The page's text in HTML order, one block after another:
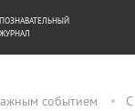
событием
ДЕНЬГИ
ПОЗНАВАТЕЛЬНЫЙ
ЖУРНАЛ